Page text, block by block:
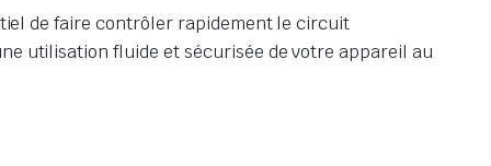
de faire contrôler rapidement le circuit
utilisation fluide et sécurisée de votre appareil au